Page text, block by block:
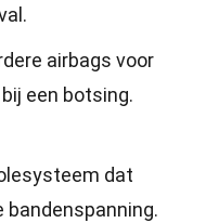
airbags voor
een botsing.
dat